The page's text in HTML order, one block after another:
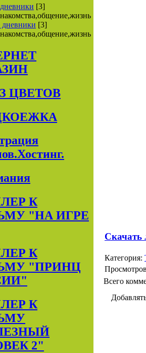
[3]
[3]
ЦВЕТОВ
К
"НА ИГРЕ
К
"ПРИНЦ
К
2"
Скачать
Категория:
Всего